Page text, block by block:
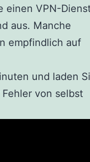
einen VPN-
aus. Manche
empfindlich auf
und laden
von selbst